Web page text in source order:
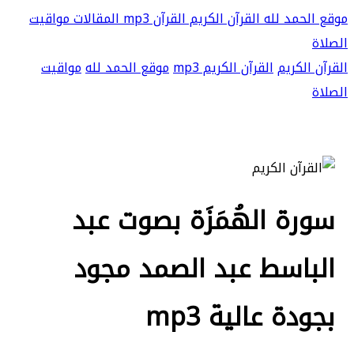
موقع الحمد للهالقرآن الكريمالقرآن mp3 المقالاتمواقيت
الصلاة
القرآن الكريمالقرآن الكريم mp3 موقع الحمد للهمواقيت
الصلاة
سورة الهُمَزَة بصوت عبد
الباسط عبد الصمد مجود
بجودة عالية mp3